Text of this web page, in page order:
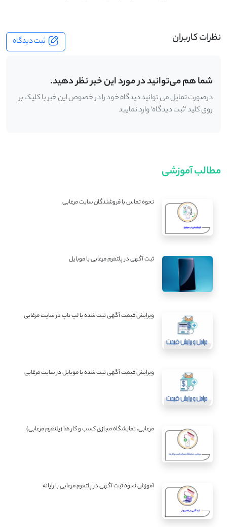
نظرات کاربران ثبت دیدگاه
شما هم می‌توانید در مورد این خبر نظر دهید.
درصورت تمایل می توانید دیدگاه خود را در خصوص این خبر با کلیک بر
روی کلید 'ثبت دیدگاه' وارد نمایید
مطالب آموزشی
نحوه تماس با فروشندگان سایت مرغابی
ثبت آگهی در پلتفرم مرغابی با موبایل
ویرایش قیمت آگهی ثبت شده با لپ تاپ در سایت مرغابی
ویرایش قیمت آگهی ثبت شده با موبایل در سایت مرغابی
مرغابی، نمایشگاه مجازی کسب و کار ها (پلتفرم مرغابی)
آموزش نحوه ثبت آگهی در پلتفرم مرغابی با رایانه